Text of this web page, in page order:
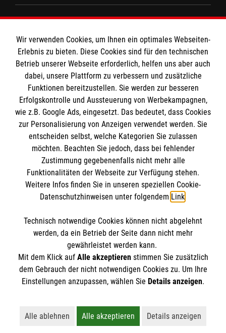
Presse
Den Beauftragten für Medizinproduktesicherheit
im Malteser Rettungsdienst und den
Einsatzdiensten der Malteser können Sie unter
gmb_mpg@malteser.orgkontaktieren.
Die Malteser
Malteserorden
Malteser Jugend
Malteser International
Malteser Intern
Sharepoint
Spendenkonto
Empfänger: Malteser Hilfsdienst e.V.
IBAN DE92 3706 0120 1201 2091 09
BIC: GENODED1PA7
So finden Sie uns
Kattowitzer Straße 191
Telefon:05341 8595895
info.salzgitter@malteser.org
Soziale Netzwerke
Accordion 2
Der Malteser Hilfsdienst e.V. ist als eingetragene
Gewerbesteuer befreit.
Wir verwenden Cookies, um Ihnen ein optimales Webseiten-
Erlebnis zu bieten. Diese Cookies sind für den technischen
Betrieb unserer Webseite erforderlich, helfen uns aber auch
dabei, unsere Plattform zu verbessern und zusätzliche
Funktionen bereitzustellen. Sie werden zur besseren
Erfolgskontrolle und Aussteuerung von Werbekampagnen,
wie z.B. Google Ads, eingesetzt. Das bedeutet, dass Cookies
zur Personalisierung von Anzeigen verwendet werden. Sie
entscheiden selbst, welche Kategorien Sie zulassen
möchten. Beachten Sie jedoch, dass bei fehlender
Zustimmung gegebenenfalls nicht mehr alle
Funktionalitäten der Webseite zur Verfügung stehen.
Weitere Infos finden Sie in unseren speziellen Cookie-
Datenschutzhinweisen unter folgendem Link.
Technisch notwendige Cookies können nicht abgelehnt
werden, da ein Betrieb der Seite dann nicht mehr
gewährleistet werden kann.
Mit dem Klick auf Alle akzeptierenstimmen Sie zusätzlich
dem Gebrauch der nicht notwendigen Cookies zu. Um Ihre
Einstellungen anzupassen, wählen Sie Details anzeigen.
Alle ablehnen
Lehnt alle nicht-essentiellen Cookies ab
Alle akzeptieren
Akzeptiert alle Cookies
Details anzeigen